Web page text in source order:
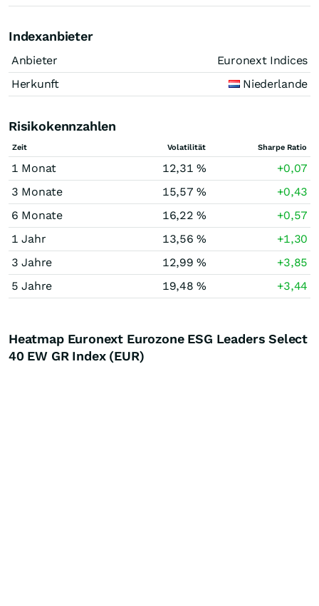
Indexanbieter
Anbieter
Euronext Indices
Herkunft
Niederlande
Risikokennzahlen
Zeit Volatilität Sharpe Ratio
1 Monat 12,31 %
+0,07
3 Monate
15,57 %
+0,43
6 Monate
16,22 %
+0,57
1 Jahr
13,56 %
+1,30
3 Jahre
12,99 %
+3,85
5 Jahre
19,48 % +3,44
Heatmap Euronext Eurozone ESG Leaders Select
40 EW GR Index (EUR)